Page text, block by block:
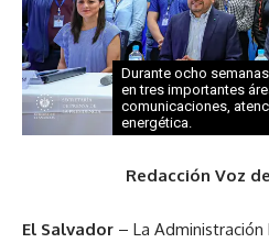
Durante ocho
en tres importantes
comunicaciones,
energética.
Redacción Voz
El Salvador – La